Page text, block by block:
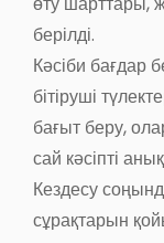
берілді.
Кәсіби бағдар
бітіруші
бағыт беру,
сай кәсіпті
Кездесу
сұрақтарын